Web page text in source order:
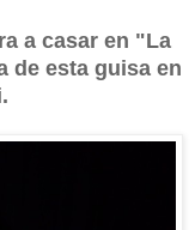
a casar en "La
de esta guisa en